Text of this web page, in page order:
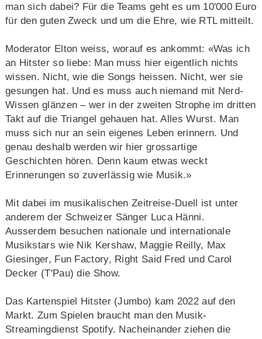
man sich dabei? Für die Teams geht es um 10'000 Euro
für den guten Zweck und um die Ehre, wie RTL mitteilt.
Moderator Elton weiss, worauf es ankommt: «Was ich
an Hitster so liebe: Man muss hier eigentlich nichts
wissen. Nicht, wie die Songs heissen. Nicht, wer sie
gesungen hat. Und es muss auch niemand mit Nerd-
Wissen glänzen – wer in der zweiten Strophe im dritten
Takt auf die Triangel gehauen hat. Alles Wurst. Man
muss sich nur an sein eigenes Leben erinnern. Und
genau deshalb werden wir hier grossartige
Geschichten hören. Denn kaum etwas weckt
Erinnerungen so zuverlässig wie Musik.»
Mit dabei im musikalischen Zeitreise-Duell ist unter
anderem der Schweizer Sänger Luca Hänni.
Ausserdem besuchen nationale und internationale
Musikstars wie Nik Kershaw, Maggie Reilly, Max
Giesinger, Fun Factory, Right Said Fred und Carol
Decker (T'Pau) die Show.
Das Kartenspiel Hitster (Jumbo) kam 2022 auf den
Markt. Zum Spielen braucht man den Musik-
Streamingdienst Spotify. Nacheinander ziehen die